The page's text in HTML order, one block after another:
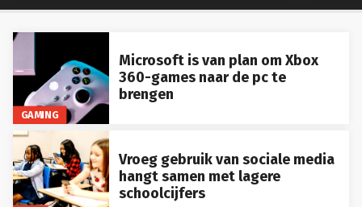
GAMING
Microsoft is van plan om Xbox
360-games naar de pc te
brengen
Vroeg gebruik van sociale media
hangt samen met lagere
schoolcijfers